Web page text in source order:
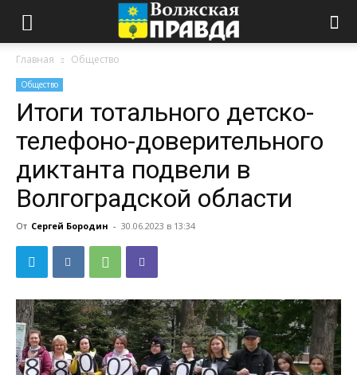
Главная Общество
Общество
Итоги тотального детско-
телефоно-доверительного
диктанта подвели в
Волгоградской области
От Сергей Бородин - 30.06.2023 в 13:34